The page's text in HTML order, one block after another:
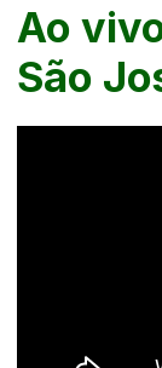
Ao
São